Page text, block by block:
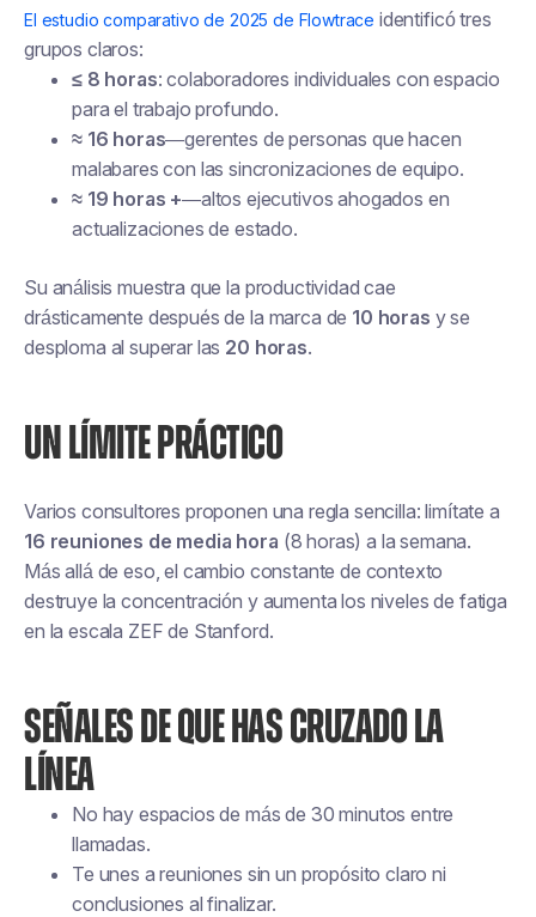
El estudio comparativo de 2025 de Flowtrace identificó tres
grupos claros:
≤ 8 horas: colaboradores individuales con espacio
para el trabajo profundo.
≈ 16 horas—gerentes de personas que hacen
malabares con las sincronizaciones de equipo.
≈ 19 horas +—altos ejecutivos ahogados en
actualizaciones de estado.
Su análisis muestra que la productividad cae
drásticamente después de la marca de 10 horas y se
desploma al superar las 20 horas.
UN LÍMITE PRÁCTICO
Varios consultores proponen una regla sencilla: limítate a
16 reuniones de media hora (8 horas) a la semana.
Más allá de eso, el cambio constante de contexto
destruye la concentración y aumenta los niveles de fatiga
en la escala ZEF de Stanford.
SEÑALES DE QUE HAS CRUZADO LA
LÍNEA
No hay espacios de más de 30 minutos entre
llamadas.
Te unes a reuniones sin un propósito claro ni
conclusiones al finalizar.